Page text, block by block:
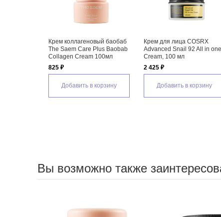
Крем коллагеновый баобаб
The Saem Care Plus Baobab
Collagen Cream 100мл
825 ₽
Добавить в корзину
Крем для лица COSRX
Advanced Snail 92 All in one
Cream, 100 мл
2 425 ₽
Добавить в корзину
Вы возможно также